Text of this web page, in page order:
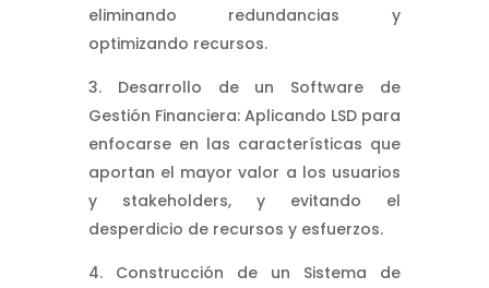
eliminando redundancias y
optimizando recursos.
Desarrollo de un Software de
Gestión Financiera: Aplicando LSD para
enfocarse en las características que
aportan el mayor valor a los usuarios
y stakeholders, y evitando el
desperdicio de recursos y esfuerzos.
Construcción de un Sistema de